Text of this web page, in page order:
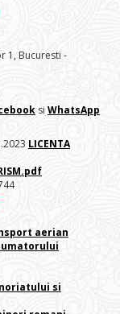
1, Bucuresti -
si WhatsApp
LICENTA
aerian
si